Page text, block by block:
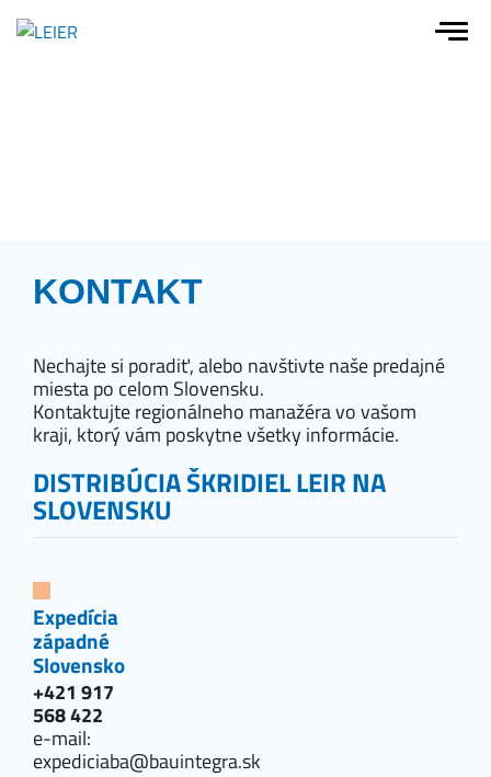
Úvod Kontakt
KONTAKT
Nechajte si poradiť, alebo navštivte naše predajné
miesta po celom Slovensku.
Kontaktujte regionálneho manažéra vo vašom
kraji, ktorý vám poskytne všetky informácie.
DISTRIBÚCIA ŠKRIDIEL LEIR NA
SLOVENSKU
Expedícia
západné
Slovensko
+421 917
568 422
e-mail:
expediciaba@bauintegra.sk